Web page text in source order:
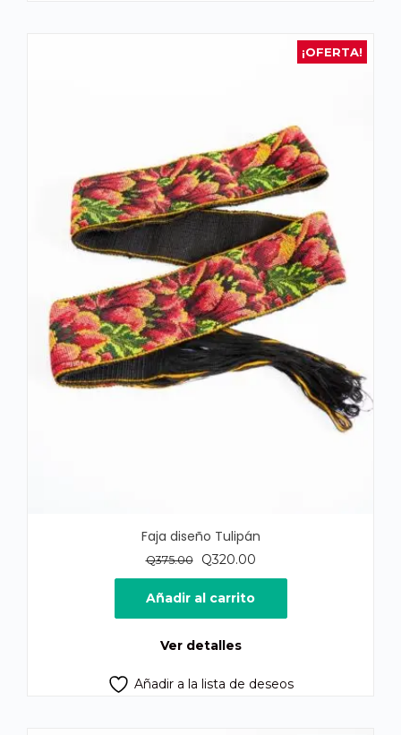
¡OFERTA!
Faja diseño Tulipán
Q375.00
El
precio
original
era:
Q320.00El
precio
actual
es:
Añadir al carrito
Ver detalles
Añadir a la lista de deseos